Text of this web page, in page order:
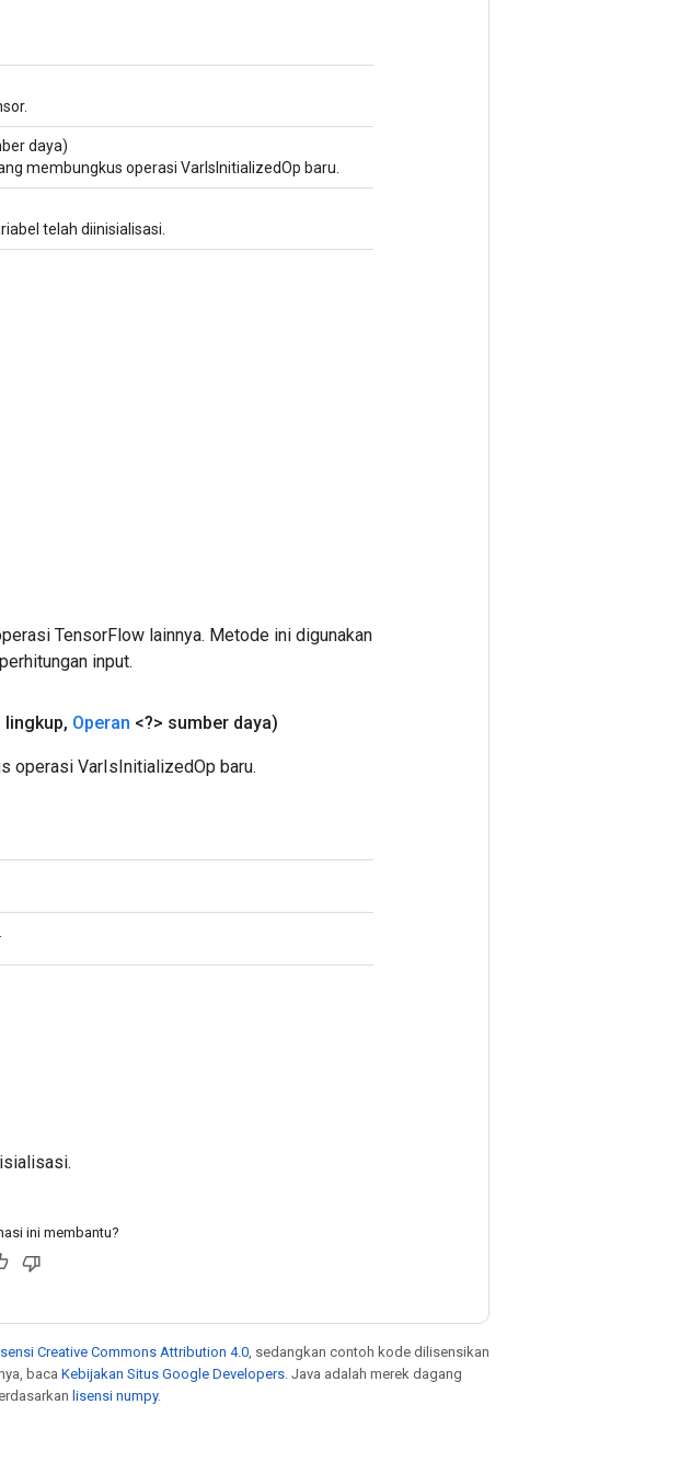
daya)
membungkus operasi VarIsInitializedOp baru.
telah diinisialisasi.
TensorFlow lainnya. Metode ini digunakan
input.
lingkup, Operan <?> sumber daya)
operasi VarIsInitializedOp baru.
ini membantu?
Creative Commons Attribution 4.0 , sedangkan contoh kode dilisensikan
baca Kebijakan Situs Google Developers . Java adalah merek dagang
lisensi numpy.